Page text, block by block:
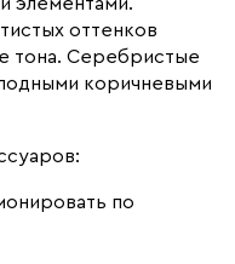
элементами.
оттенков
тона. Серебристые
коричневыми
по